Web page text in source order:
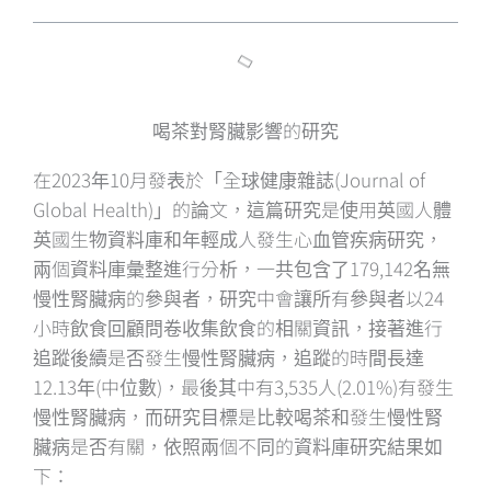
喝茶對腎臟影響的研究
在2023年10月發表於「全球健康雜誌(Journal of
Global Health)」的論文，這篇研究是使用英國人體
英國生物資料庫和年輕成人發生心血管疾病研究，
兩個資料庫彙整進行分析，一共包含了179,142名無
慢性腎臟病的參與者，研究中會讓所有參與者以24
小時飲食回顧問卷收集飲食的相關資訊，接著進行
追蹤後續是否發生慢性腎臟病，追蹤的時間長達
12.13年(中位數)，最後其中有3,535人(2.01%)有發生
慢性腎臟病，而研究目標是比較喝茶和發生慢性腎
臟病是否有關，依照兩個不同的資料庫研究結果如
下：